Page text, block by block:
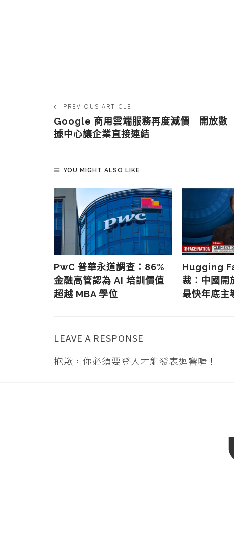
PREVIOUS ARTICLE
Google 商用雲端服務再度減價 開放數
據中心讓企業直接連結
YOU MIGHT ALSO LIKE
PwC 普華永道調查：86%
金融高管認為 AI 培訓價值
超越 MBA 學位
Hugging
裁：中國開
最快年底主
LEAVE A RESPONSE
抱歉，你必須要登入才能發表迴響喔！